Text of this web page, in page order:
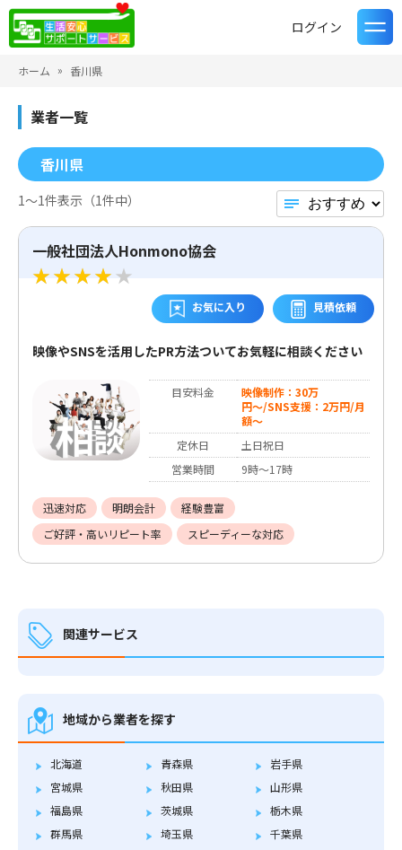
ログイン
ホーム 香川県
業者一覧
香川県
1〜1件表示（1件中）
一般社団法人Honmono協会
お気に入り 見積依頼
映像やSNSを活用したPR方法ついてお気軽に相談ください
目安料金
映像制作：30万
円〜/SNS支援：2万円/月
額〜
定休日
土日祝日
営業時間
9時〜17時
迅速対応 明朗会計
経験豊富
ご好評・高いリピート率
スピーディーな対応
関連サービス
地域から業者を探す
北海道 青森県
岩手県
宮城県
秋田県
山形県
福島県
茨城県
栃木県
群馬県
埼玉県
千葉県